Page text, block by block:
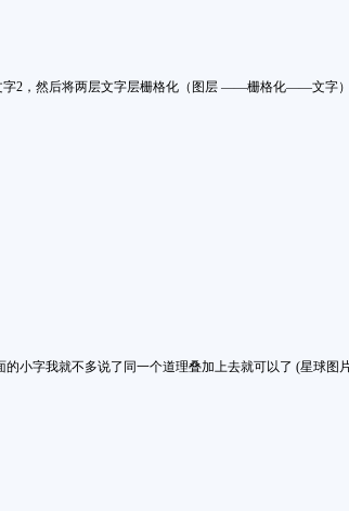
2，然后将两层文字层栅格化（图层 ——栅格化——文
的小字我就不多说了同一个道理叠加上去就可以了 (星球图